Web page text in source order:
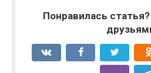
Понравилась